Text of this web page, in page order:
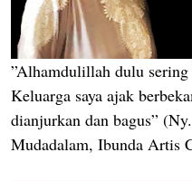
”Alhamdulillah dulu
Keluarga saya ajak
dianjurkan dan bagus”
Mudadalam, Ibunda Artis